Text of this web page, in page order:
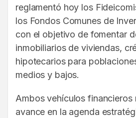
reglamentó hoy los
los Fondos Comunes de
con el objetivo de fomentar
inmobiliarios de viviendas,
hipotecarios para
medios y bajos.
Ambos vehículos financieros
avance en la agenda